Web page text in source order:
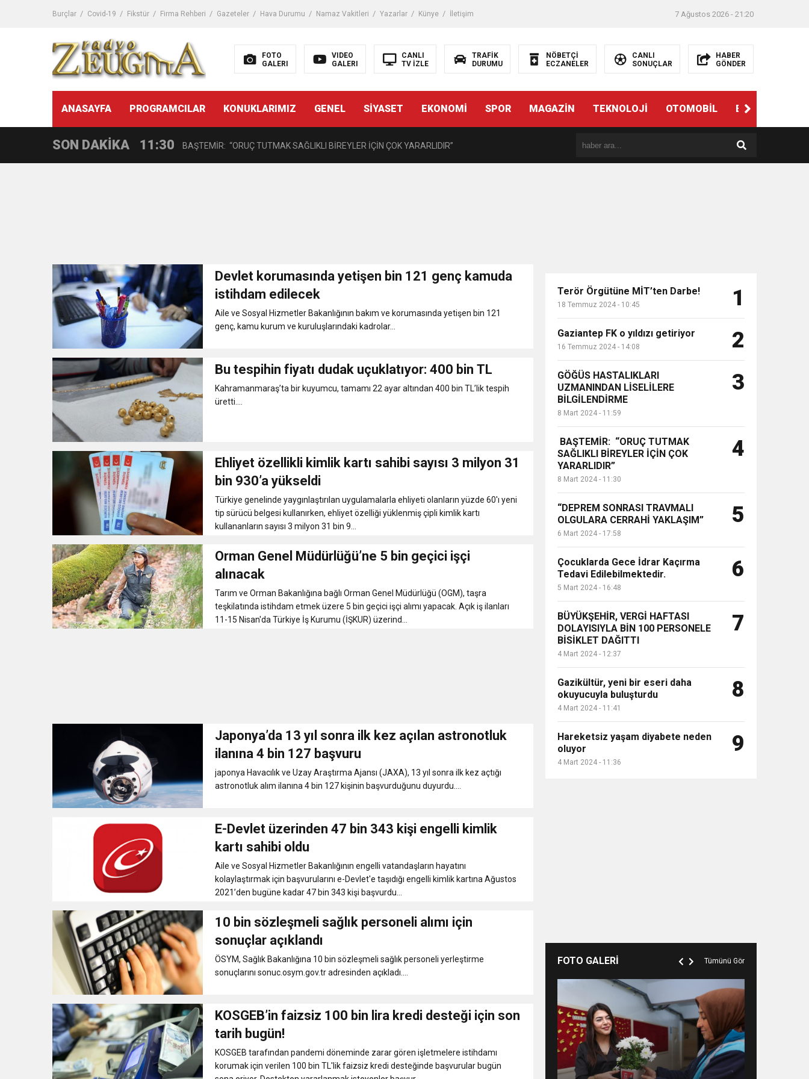
Burçlar Covid-19 Fikstür Firma Rehberi Gazeteler Hava Durumu Namaz Vakitleri Yazarlar Künye İletişim 7 Ağustos 2026 - 21:20
FOTO
GALERI
VIDEO
GALERI
CANLI
TV İZLE
TRAFİK
DURUMU
NÖBETÇİ
ECZANELER
CANLI
SONUÇLAR
HABER
GÖNDER
ANASAYFA PROGRAMCILAR KONUKLARIMIZ GENEL SİYASET EKONOMİ SPOR MAGAZİN TEKNOLOJİ OTOMOBİL EĞİTİM
SON DAKİKA
14:08 Gaziantep FK o yıldızı getiriyor
11:59 GÖĞÜS HASTALIKLARI UZMANINDAN LİSELİLERE BİLGİLENDİRME
11:30 BAŞTEMİR: “ORUÇ TUTMAK SAĞLIKLI BİREYLER İÇİN ÇOK YARARLIDIR”
11:41 Gazikültür, yeni bir eseri daha okuyucuyla buluşturdu
11:36 Hareketsiz yaşam diyabete neden oluyor
11:32 Dr. Öcük, karın germe estetiği ile ilgili bilgi verdi
10:45 Terör Örgütüne MİT’ten Darbe!
Devlet korumasında yetişen bin 121 genç kamuda
istihdam edilecek
Aile ve Sosyal Hizmetler Bakanlığının bakım ve korumasında yetişen bin 121
genç, kamu kurum ve kuruluşlarındaki kadrolar...
Bu tespihin fiyatı dudak uçuklatıyor: 400 bin TL
Kahramanmaraş’ta bir kuyumcu, tamamı 22 ayar altından 400 bin TL’lik tespih
üretti....
Ehliyet özellikli kimlik kartı sahibi sayısı 3 milyon 31
bin 930’a yükseldi
Türkiye genelinde yaygınlaştırılan uygulamalarla ehliyeti olanların yüzde 60'ı yeni
tip sürücü belgesi kullanırken, ehliyet özelliği yüklenmiş çipli kimlik kartı
kullananların sayısı 3 milyon 31 bin 9...
Orman Genel Müdürlüğü’ne 5 bin geçici işçi
alınacak
Tarım ve Orman Bakanlığına bağlı Orman Genel Müdürlüğü (OGM), taşra
teşkilatında istihdam etmek üzere 5 bin geçici işçi alımı yapacak. Açık iş ilanları
11-15 Nisan'da Türkiye İş Kurumu (İŞKUR) üzerind...
Japonya’da 13 yıl sonra ilk kez açılan astronotluk
ilanına 4 bin 127 başvuru
japonya Havacılık ve Uzay Araştırma Ajansı (JAXA), 13 yıl sonra ilk kez açtığı
astronotluk alım ilanına 4 bin 127 kişinin başvurduğunu duyurdu....
E-Devlet üzerinden 47 bin 343 kişi engelli kimlik
kartı sahibi oldu
Aile ve Sosyal Hizmetler Bakanlığının engelli vatandaşların hayatını
kolaylaştırmak için başvurularını e-Devlet'e taşıdığı engelli kimlik kartına Ağustos
2021’den bugüne kadar 47 bin 343 kişi başvurdu...
10 bin sözleşmeli sağlık personeli alımı için
sonuçlar açıklandı
ÖSYM, Sağlık Bakanlığına 10 bin sözleşmeli sağlık personeli yerleştirme
sonuçlarını sonuc.osym.gov.tr adresinden açıkladı....
KOSGEB’in faizsiz 100 bin lira kredi desteği için son
tarih bugün!
KOSGEB tarafından pandemi döneminde zarar gören işletmelere istihdamı
korumak için verilen 100 bin TL'lik faizsiz kredi desteğinde başvurular bugün
Terör Örgütüne MİT’ten Darbe!
18 Temmuz 2024 - 10:45 1
Gaziantep FK o yıldızı getiriyor
16 Temmuz 2024 - 14:08 2
GÖĞÜS HASTALIKLARI
UZMANINDAN LİSELİLERE
BİLGİLENDİRME
8 Mart 2024 - 11:59
3
BAŞTEMİR: “ORUÇ TUTMAK
SAĞLIKLI BİREYLER İÇİN ÇOK
YARARLIDIR”
8 Mart 2024 - 11:30
4
“DEPREM SONRASI TRAVMALI
OLGULARA CERRAHİ YAKLAŞIM”
6 Mart 2024 - 17:58
5
Çocuklarda Gece İdrar Kaçırma
Tedavi Edilebilmektedir.
5 Mart 2024 - 16:48
6
BÜYÜKŞEHİR, VERGİ HAFTASI
DOLAYISIYLA BİN 100 PERSONELE
BİSİKLET DAĞITTI
4 Mart 2024 - 12:37
7
Gazikültür, yeni bir eseri daha
okuyucuyla buluşturdu
4 Mart 2024 - 11:41
8
Hareketsiz yaşam diyabete neden
oluyor
4 Mart 2024 - 11:36
9
FOTO GALERİ Tümünü Gör